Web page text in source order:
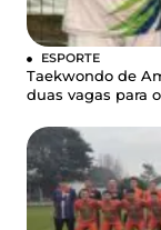
ESPORTE
Taekwondo de
duas vagas para